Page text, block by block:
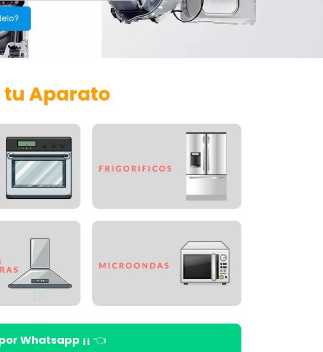
tu Aparato
Whatsapp ¡¡ 👈